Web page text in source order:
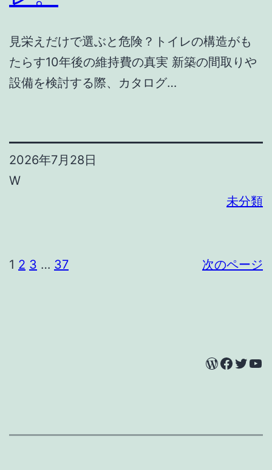
見栄えだけで選ぶと危険？トイレの構造がも
たらす10年後の維持費の真実 新築の間取りや
設備を検討する際、カタログ…
2026年7月28日
W
未分類
1 2 3 … 37 次のページ
WordPress Facebook Twitter YouTube